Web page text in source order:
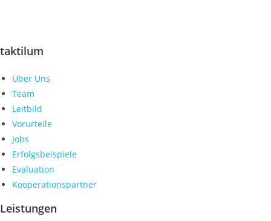
taktilum
Über Uns
Team
Leitbild
Vorurteile
Jobs
Erfolgsbeispiele
Evaluation
Kooperationspartner
Leistungen